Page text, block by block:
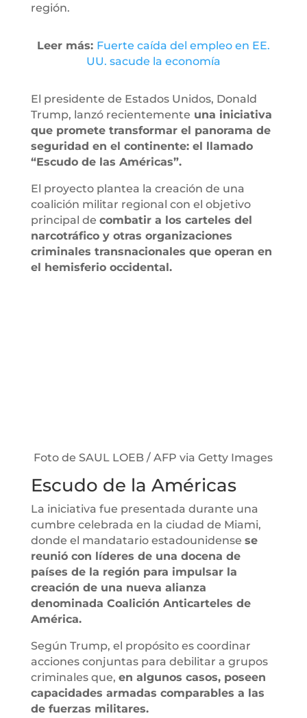
región.
Leer más: Fuerte caída del empleo en EE.
UU. sacude la economía
El presidente de Estados Unidos, Donald
Trump, lanzó recientemente una iniciativa
que promete transformar el panorama de
seguridad en el continente: el llamado
“Escudo de las Américas”.
El proyecto plantea la creación de una
coalición militar regional con el objetivo
principal de combatir a los carteles del
narcotráfico y otras organizaciones
criminales transnacionales que operan en
el hemisferio occidental.
Foto de SAUL LOEB / AFP via Getty Images
Escudo de la Américas
La iniciativa fue presentada durante una
cumbre celebrada en la ciudad de Miami,
donde el mandatario estadounidense se
reunió con líderes de una docena de
países de la región para impulsar la
creación de una nueva alianza
denominada Coalición Anticarteles de
América.
Según Trump, el propósito es coordinar
acciones conjuntas para debilitar a grupos
criminales que, en algunos casos, poseen
capacidades armadas comparables a las
de fuerzas militares.